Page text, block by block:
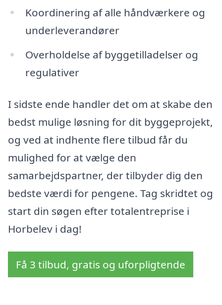
Koordinering af alle håndværkere og
underleverandører
Overholdelse af byggetilladelser og
regulativer
I sidste ende handler det om at skabe den
bedst mulige løsning for dit byggeprojekt,
og ved at indhente flere tilbud får du
mulighed for at vælge den
samarbejdspartner, der tilbyder dig den
bedste værdi for pengene. Tag skridtet og
start din søgen efter totalentreprise i
Horbelev i dag!
Få 3 tilbud, gratis og uforpligtende